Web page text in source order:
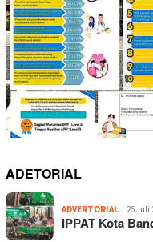
ADETORIAL
ADVERTORIAL 26 Juli
IPPAT Kota